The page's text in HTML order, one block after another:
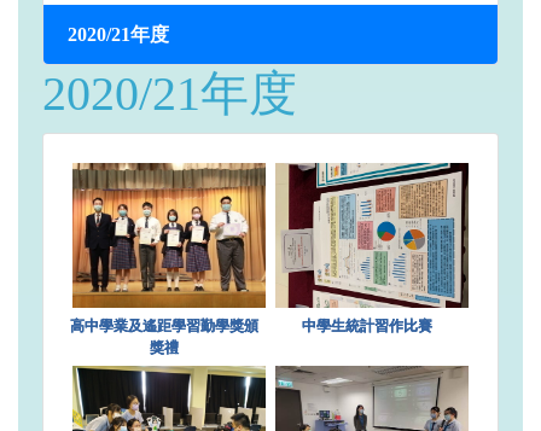
2020/21年度
2020/21年度
高中學業及遙距學習勤學獎頒
獎禮
中學生統計習作比賽